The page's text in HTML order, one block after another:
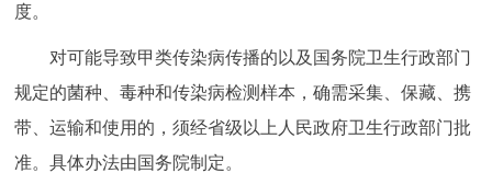
度。
对可能导致甲类传染病传播的以及国务院卫生行政部门
规定的菌种、毒种和传染病检测样本，确需采集、保藏、携
带、运输和使用的，须经省级以上人民政府卫生行政部门批
准。具体办法由国务院制定。